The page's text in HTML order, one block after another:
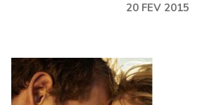
20 FEV 2015